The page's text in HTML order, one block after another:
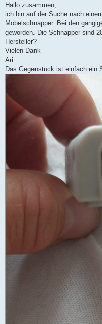
i
r
a
Hallo zusammen,
ich bin auf der Suche nach
Möbelschnapper. Bei den
geworden. Die Schnapper sind
Hersteller?
Vielen Dank
Ari
Das Gegenstück ist einfach ein